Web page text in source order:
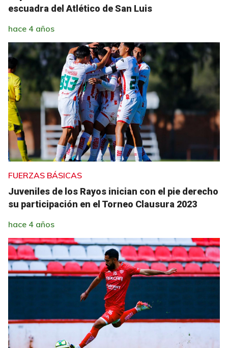
escuadra del Atlético de San Luis
hace 4 años
FUERZAS BÁSICAS
Juveniles de los Rayos inician con el pie derecho
su participación en el Torneo Clausura 2023
hace 4 años